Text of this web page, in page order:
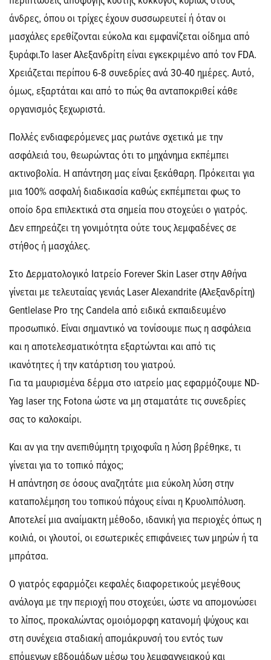
άνδρες, όπου οι τρίχες έχουν συσσωρευτεί ή όταν οι
μασχάλες ερεθίζονται εύκολα και εμφανίζεται οίδημα από
ξυράφι.Το laser Αλεξανδρίτη είναι εγκεκριμένο από τον FDA.
Χρειάζεται περίπου 6-8 συνεδρίες ανά 30-40 ημέρες. Αυτό,
όμως, εξαρτάται και από το πώς θα ανταποκριθεί κάθε
οργανισμός ξεχωριστά.
Πολλές ενδιαφερόμενες μας ρωτάνε σχετικά με την
ασφάλειά του, θεωρώντας ότι το μηχάνημα εκπέμπει
ακτινοβολία. Η απάντηση μας είναι ξεκάθαρη. Πρόκειται για
μια 100% ασφαλή διαδικασία καθώς εκπέμπεται φως το
οποίο δρα επιλεκτικά στα σημεία που στοχεύει ο γιατρός.
Δεν επηρεάζει τη γονιμότητα ούτε τους λεμφαδένες σε
στήθος ή μασχάλες.
Στο Δερματολογικό Ιατρείο Forever Skin Laser στην Αθήνα
γίνεται με τελευταίας γενιάς Laser Alexandrite (Αλεξανδρίτη)
Gentlelase Pro της Candela από ειδικά εκπαιδευμένο
προσωπικό. Είναι σημαντικό να τονίσουμε πως η ασφάλεια
και η αποτελεσματικότητα εξαρτώνται και από τις
ικανότητες ή την κατάρτιση του γιατρού.
Για τα μαυρισμένα δέρμα στο ιατρείο μας εφαρμόζουμε ND-
Yag laser της Fotona ώστε να μη σταματάτε τις συνεδρίες
σας το καλοκαίρι.
Και αν για την ανεπιθύμητη τριχοφυΐα η λύση βρέθηκε, τι
γίνεται για το τοπικό πάχος;
Η απάντηση σε όσους αναζητάτε μια εύκολη λύση στην
καταπολέμηση του τοπικού πάχους είναι η Κρυολιπόλυση.
Αποτελεί μια αναίμακτη μέθοδο, ιδανική για περιοχές όπως η
κοιλιά, οι γλουτοί, οι εσωτερικές επιφάνειες των μηρών ή τα
μπράτσα.
Ο γιατρός εφαρμόζει κεφαλές διαφορετικούς μεγέθους
ανάλογα με την περιοχή που στοχεύει, ώστε να απομονώσει
το λίπος, προκαλώντας ομοιόμορφη κατανομή ψύχους και
στη συνέχεια σταδιακή απομάκρυνσή του εντός των
επόμενων εβδομάδων μέσω του λεμφαγγειακού και